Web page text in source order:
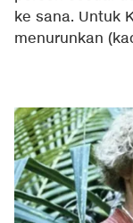
ke sana. Untuk
menurunkan